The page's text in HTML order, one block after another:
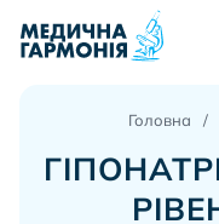
Головна